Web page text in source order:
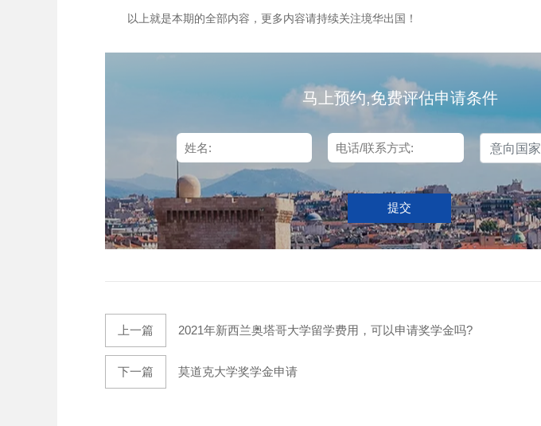
以上就是本期的全部内容，更多内容请持续关注境华出国！
马上预约,免费评估申请条件
意向国家
提交
上一篇 2021年新西兰奥塔哥大学留学费用，可以申请奖学金吗?
下一篇 莫道克大学奖学金申请